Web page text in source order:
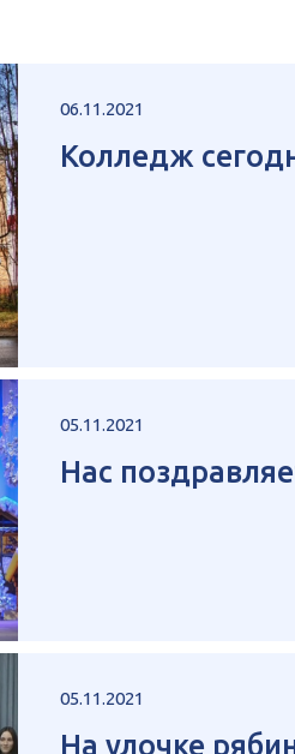
06.11.2021
Колледж
05.11.2021
Нас
05.11.2021
На улочке